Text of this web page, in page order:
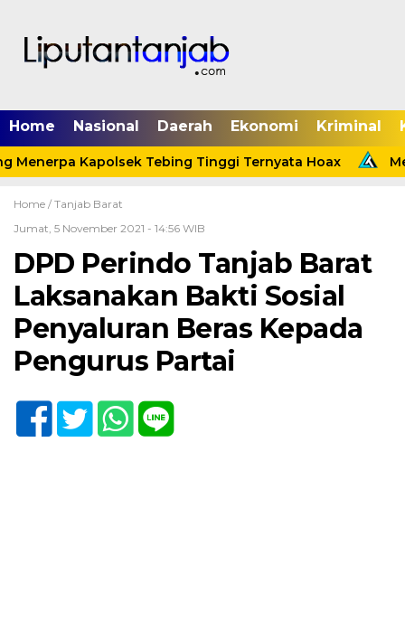
Home Nasional Daerah Ekonomi Kriminal
Kapolsek Tebing Tinggi Ternyata Hoax
Home / Tanjab Barat
Jumat, 5 November 2021 - 14:56 WIB
DPD Perindo Tanjab Barat
Laksanakan Bakti Sosial
Penyaluran Beras Kepada
Pengurus Partai